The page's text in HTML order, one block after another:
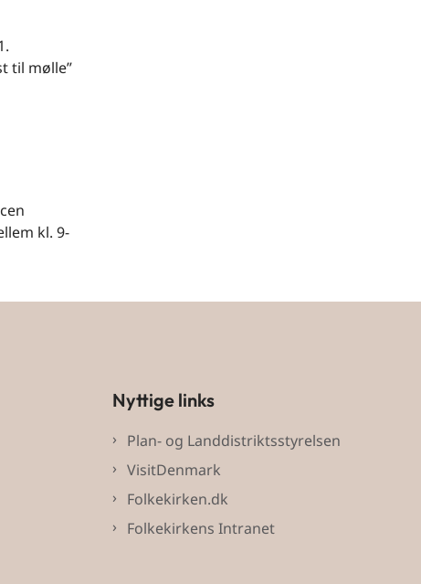
til mølle”
kl. 9-
Nyttige links
Plan- og Landdistriktsstyrelsen
VisitDenmark
Folkekirken.dk
Folkekirkens Intranet